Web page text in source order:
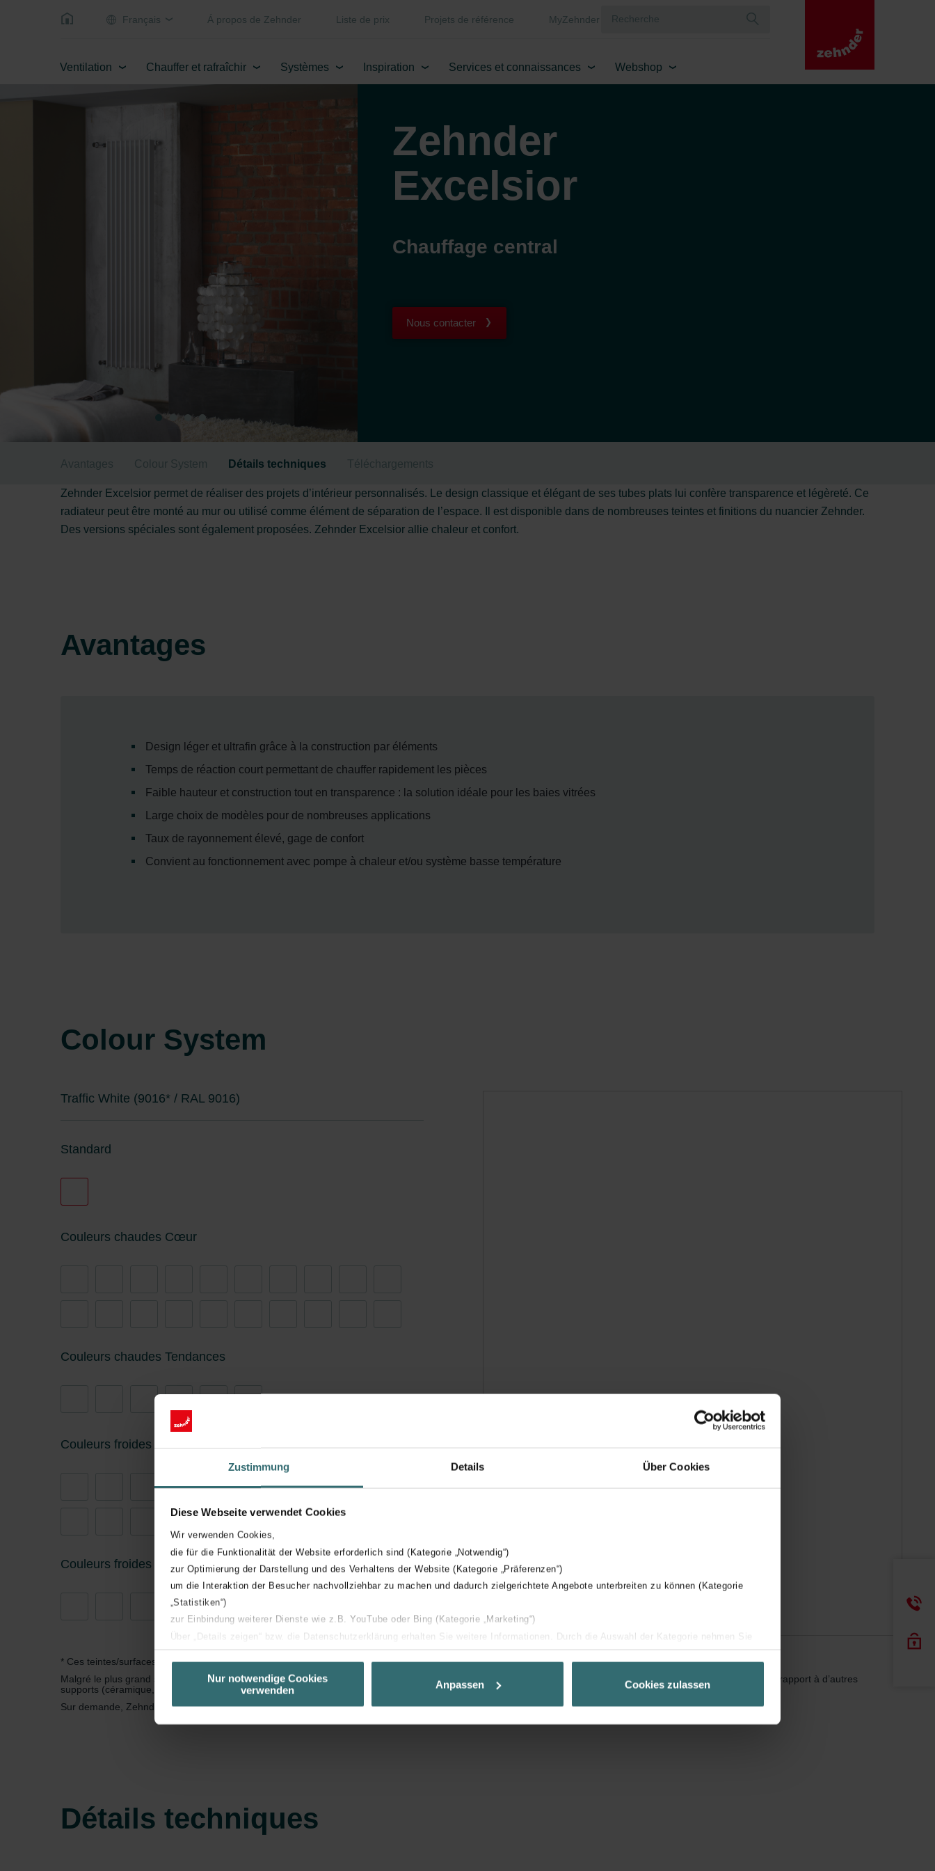
Zustimmung Details Über Cookies
Diese Webseite verwendet Cookies
Wir verwenden Cookies,
die für die Funktionalität der Website erforderlich sind (Kategorie „Notwendig“)
zur Optimierung der Darstellung und des Verhaltens der Website (Kategorie „Präferenzen“)
um die Interaktion der Besucher nachvollziehbar zu machen und dadurch zielgerichtete Angebote unterbreiten zu können (Kategorie
„Statistiken“)
zur Einbindung weiterer Dienste wie z.B. YouTube oder Bing (Kategorie „Marketing“)
Über „Details zeigen“ bzw. die Datenschutzerklärung erhalten Sie weitere Informationen. Durch die Auswahl der Kategorie nehmen Sie
unserer Website verwenden, um Ihnen die bestmögliche Nutzererfahrung zu ermöglichen und Ihnen maßgeschneiderte Informationen
basierend auf Ihren Interessen zur Verfügung zu stellen. Alle Einwilligungen können Sie selbstverständlich über einen Link in der
Datenschutzerklärung widerrufen.
Zehnder Group France: Protection des données
Zehnder Group Ibérica SAU: Política de privacidad
Nur notwendige Cookies
verwenden
Anpassen Cookies zulassen
Français Á propos de Zehnder Liste de prix Projets de référence MyZehnder
Ventilation Chauffer et rafraîchir Systèmes Inspiration Services et connaissances Webshop
Zehnder
Excelsior
Chauffage central
Nous contacter
Avantages Colour System Détails techniques Téléchargements
Zehnder Excelsior permet de réaliser des projets d’intérieur personnalisés. Le design classique et élégant de ses tubes plats lui confère transparence et légèreté. Ce
radiateur peut être monté au mur ou utilisé comme élément de séparation de l’espace. Il est disponible dans de nombreuses teintes et finitions du nuancier Zehnder.
Des versions spéciales sont également proposées. Zehnder Excelsior allie chaleur et confort.
Avantages
Design léger et ultrafin grâce à la construction par éléments
Temps de réaction court permettant de chauffer rapidement les pièces
Faible hauteur et construction tout en transparence : la solution idéale pour les baies vitrées
Large choix de modèles pour de nombreuses applications
Taux de rayonnement élevé, gage de confort
Convient au fonctionnement avec pompe à chaleur et/ou système basse température
Colour System
Traffic White (9016* / RAL 9016)
Standard
Couleurs chaudes Cœur
Couleurs chaudes Tendances
Couleurs froides Cœur
Couleurs froides Tendances
* Ces teintes/surfaces sont dotées d’une finition brillante, toutes les autres présentent un fini mat.
Malgré le plus grand soin apporté à la mise en peinture de nos radiateurs, ils peuvent présenter de légères différences de teinte selon la série de fabrication et par rapport à d’autres
supports (céramique, papier, métal, etc.) et à la représentation sur écran
Sur demande, Zehnder peut produire des radiateurs selon les couleurs souhaitées par le client.
Détails techniques